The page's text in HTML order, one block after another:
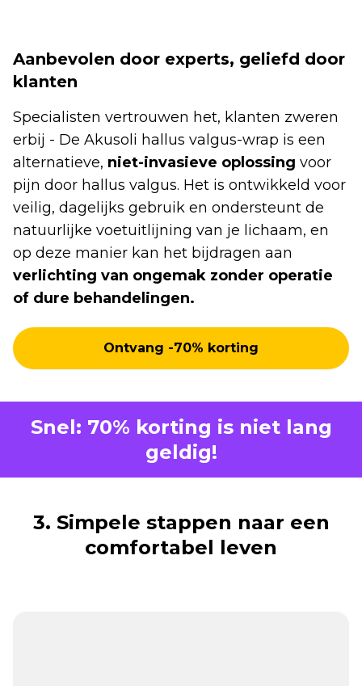
Aanbevolen door experts, geliefd door
klanten
Specialisten vertrouwen het, klanten zweren
erbij - De Akusoli hallus valgus-wrap is een
alternatieve, niet-invasieve oplossing voor
pijn door hallus valgus. Het is ontwikkeld voor
veilig, dagelijks gebruik en ondersteunt de
natuurlijke voetuitlijning van je lichaam, en
op deze manier kan het bijdragen aan
verlichting van ongemak zonder operatie
of dure behandelingen.
Ontvang -70% korting
Snel: 70% korting is niet lang
geldig!
3. Simpele stappen naar een
comfortabel leven